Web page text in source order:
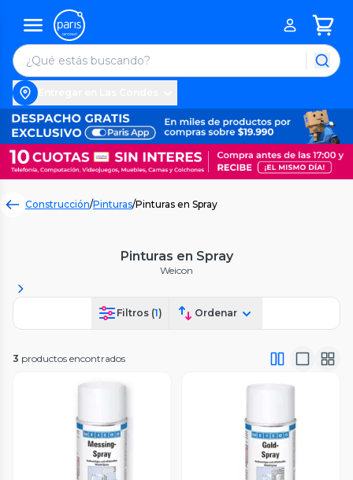
Construcción/Pinturas/Pinturas en Spray
Pinturas en Spray
Weicon
Filtros (1) Ordenar
3 productos encontrados